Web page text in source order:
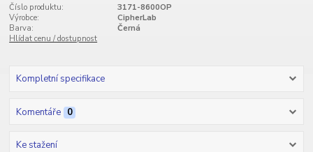
Číslo produktu:
3171-8600OP
Výrobce:
CipherLab
Barva:
Černá
Hlídat cenu / dostupnost
Kompletní specifikace
Komentáře 0
Ke stažení